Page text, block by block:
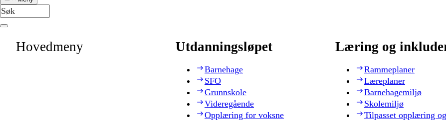
Hovedmeny Utdanningsløpet
Barnehage
SFO
Grunnskole
Videregående
Opplæring for voksne
Læring og
Rammeplaner
Læreplaner
Barnehagemiljø
Skolemiljø
Tilpasset opplæring